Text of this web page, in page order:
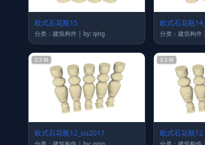
欧式石花瓶15
分类：建筑构件 | by: qing
欧式石花瓶
3.3 M
欧式石花瓶12_su2017
3.3 M
欧式石花瓶12